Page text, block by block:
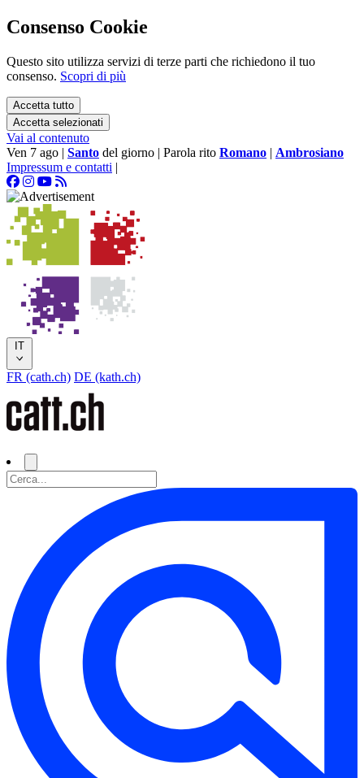
Consenso Cookie
Questo sito utilizza servizi di terze parti che richiedono il tuo
consenso. Scopri di più
Accetta tutto
Accetta selezionati
Vai al contenuto
Ven 7 ago | Santo del giorno | Parola rito Romano | Ambrosiano
Impressum e contatti |
IT
FR (cath.ch) DE (kath.ch)